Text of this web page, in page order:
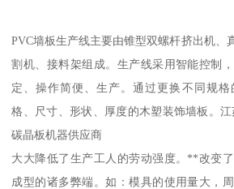
PVC墙板生产线主要由锥型双螺杆挤出机、
割机、接料架组成。生产线采用智能控制
定、操作简便、生产。通过更换不同规
格、尺寸、形状、厚度的木塑装饰墙板。
碳晶板机器供应商
大大降低了生产工人的劳动强度。**改变
成型的诸多弊端。如：模具的使用量大，